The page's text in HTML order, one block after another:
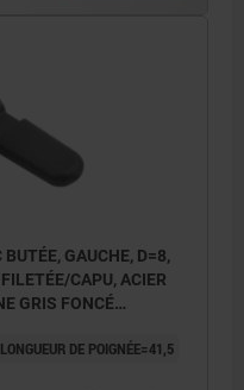
GAUCHE, D=8,
CAPU, ACIER
GRIS FONCÉ
LONGUEUR DE POIGNÉE=41,5